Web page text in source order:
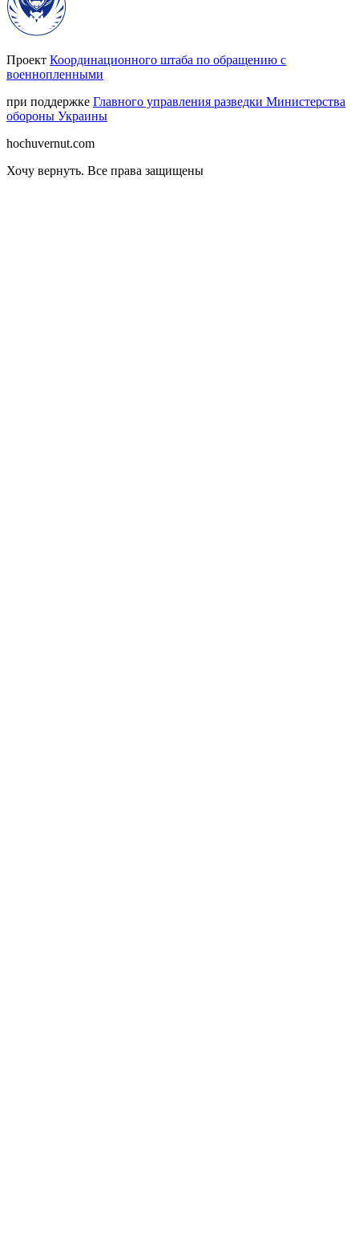
Проект Координационного штаба по обращению с
военнопленными
при поддержке Главного управления разведки Министерства
обороны Украины
hochuvernut.com
Хочу вернуть. Все права защищены